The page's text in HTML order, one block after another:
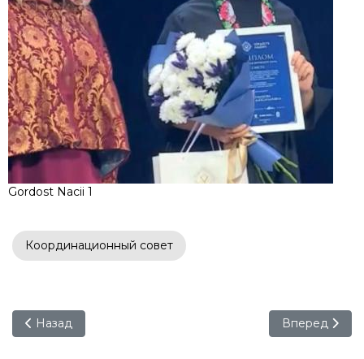
Gordost Nacii 1
Координационный совет
Предыдущий: Юбиляр с большой буквы
Назад Следующий:
Вперед